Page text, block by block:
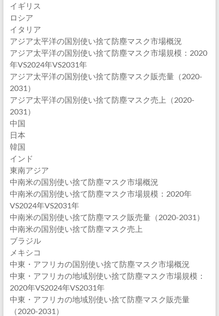
イギリス
ロシア
イタリア
アジア太平洋の国別使い捨て防塵マスク市場概況
アジア太平洋の国別使い捨て防塵マスク市場規模：2020
年VS2024年VS2031年
アジア太平洋の国別使い捨て防塵マスク販売量（2020-
2031）
アジア太平洋の国別使い捨て防塵マスク売上（2020-
2031）
中国
日本
韓国
インド
東南アジア
中南米の国別使い捨て防塵マスク市場概況
中南米の国別使い捨て防塵マスク市場規模：2020年
VS2024年VS2031年
中南米の国別使い捨て防塵マスク販売量（2020-2031）
中南米の国別使い捨て防塵マスク売上
ブラジル
メキシコ
中東・アフリカの国別使い捨て防塵マスク市場概況
中東・アフリカの地域別使い捨て防塵マスク市場規模：
2020年VS2024年VS2031年
中東・アフリカの地域別使い捨て防塵マスク販売量
（2020-2031）